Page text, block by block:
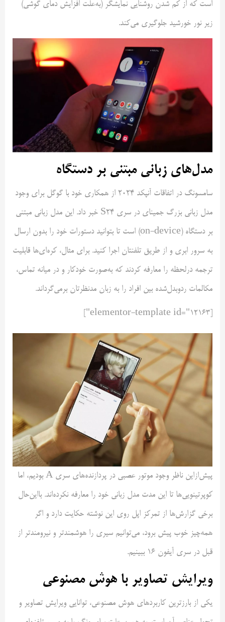
است که از کم شدن روشنایی نمایشگر (به‌علت افزایش دمای گوشی)
زیر نور خورشید جلوگیری می‌کند.
مدل‌های زبانی مبتنی بر دستگاه
سامسونگ در اتفاقات آنپکد ۲۰۲۴ از همکاری خود با گوگل برای وجود
مدل زبانی بزرگ جمینای در سری S24 خبر داد. این مدل زبانی مبتنی
بر دستگاه (on-device) است تا بتوانید دستورات خود را بدون ارسال
به سرور ابری و از طریق تلفنتان اجرا کنید. برای مثال، کره‌ای‌ها قابلیت
ترجمه درلحظه را معارفه کردند که به‌صورت خودکار و در میانه تماس،
مکالمات ردوبدل‌شده بین افراد را به زبان مدنظرتان برمی‌گرداند.
پیش‌ازاین ناظر وجود موتور عصبی در پردازنده‌های سری A بودیم، اما
کوپرتینویی‌ها تا این مدت مدل زبانی خود را معارفه نکرده‌اند. با‌این‌حال
برخی گزارش‌ها از تمرکز اپل روی این نوشته حکایت دارد و اگر
همه‌چیز خوب پیش برود، می‌توانیم سیری را هوشمندتر و نیرومندتر از
قبل در سری آیفون ۱۶ ببینیم.
ویرایش تصاویر با هوش مصنوعی
یکی از بارزترین کاربردهای هوش مصنوعی، توانایی ویرایش تصاویر و